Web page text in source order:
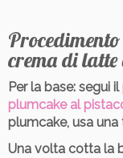
crema di
Per la base: segui
plumcake al
plumcake, usa
Una volta cotta la